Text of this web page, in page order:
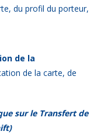
du profil du porteur,
de la
de la carte, de
sur le Transfert de